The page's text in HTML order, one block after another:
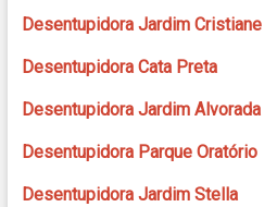
Desentupidora Jardim Cristiane
Desentupidora Cata Preta
Desentupidora Jardim Alvorada
Desentupidora Parque Oratório
Desentupidora Jardim Stella